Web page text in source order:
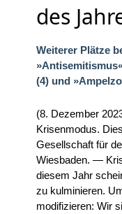
des
Weiterer Plätze
(4) und
(8. Dezember
Krisenmodus.
Gesellschaft für
Wiesbaden. —
diesem Jahr
zu kulminieren.
modifizieren: Wir